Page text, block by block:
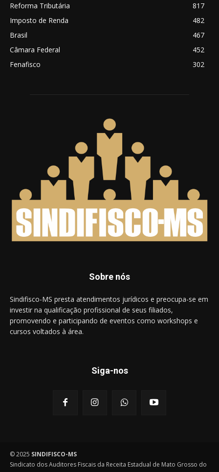
Reforma Tributária
817
Imposto de Renda
482
Brasil
467
Câmara Federal
452
Fenafisco
302
Sobre nós
Sindifisco-MS presta atendimentos jurídicos e preocupa-se em
investir na qualificação profissional de seus filiados,
promovendo e participando de eventos como workshops e
cursos voltados à área.
Siga-nos
© 2025 SINDIFISCO-MS
Sindicato dos Auditores Fiscais da Receita Estadual de Mato Grosso do